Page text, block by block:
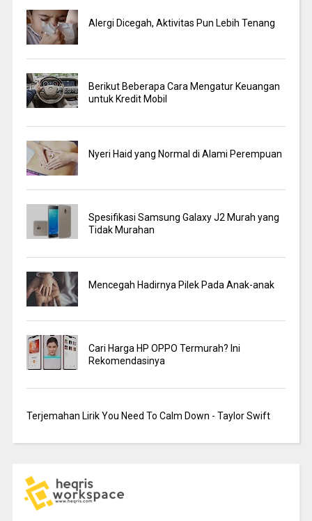
Alergi Dicegah, Aktivitas Pun Lebih Tenang
Berikut Beberapa Cara Mengatur Keuangan
untuk Kredit Mobil
Nyeri Haid yang Normal di Alami Perempuan
Spesifikasi Samsung Galaxy J2 Murah yang
Tidak Murahan
Mencegah Hadirnya Pilek Pada Anak-anak
Cari Harga HP OPPO Termurah? Ini
Rekomendasinya
Terjemahan Lirik You Need To Calm Down - Taylor Swift